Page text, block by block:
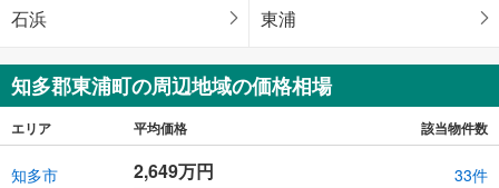
石浜 東浦
知多郡東浦町の周辺地域の価格相場
エリア 平均価格 該当物件数
知多市 2,649万円 33件